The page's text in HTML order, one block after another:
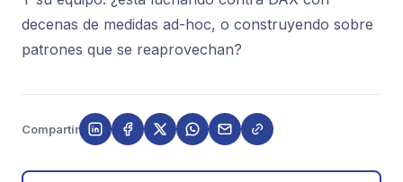
decenas de medidas ad-hoc, o construyendo sobre
patrones que se reaprovechan?
Compartir